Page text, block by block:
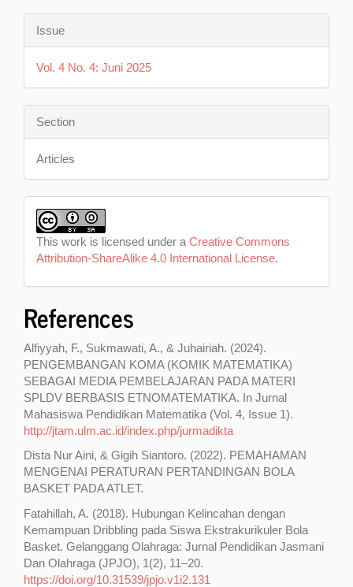
Issue
Vol. 4 No. 4: Juni 2025
Section
Articles
This work is licensed under a Creative Commons
Attribution-ShareAlike 4.0 International License.
References
Alfiyyah, F., Sukmawati, A., & Juhairiah. (2024).
PENGEMBANGAN KOMA (KOMIK MATEMATIKA)
SEBAGAI MEDIA PEMBELAJARAN PADA MATERI
SPLDV BERBASIS ETNOMATEMATIKA. In Jurnal
Mahasiswa Pendidikan Matematika (Vol. 4, Issue 1).
http://jtam.ulm.ac.id/index.php/jurmadikta
Dista Nur Aini, & Gigih Siantoro. (2022). PEMAHAMAN
MENGENAI PERATURAN PERTANDINGAN BOLA
BASKET PADA ATLET.
Fatahillah, A. (2018). Hubungan Kelincahan dengan
Kemampuan Dribbling pada Siswa Ekstrakurikuler Bola
Basket. Gelanggang Olahraga: Jurnal Pendidikan Jasmani
Dan Olahraga (JPJO), 1(2), 11–20.
https://doi.org/10.31539/jpjo.v1i2.131